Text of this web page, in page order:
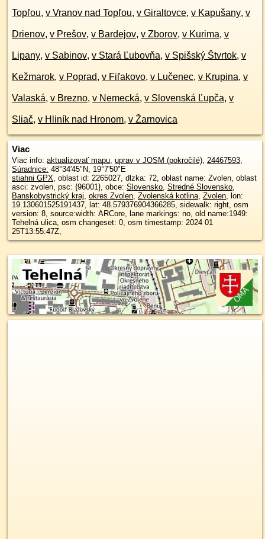
Topľou, v Vranov nad Topľou, v Giraltovce, v Kapušany, v
Drienov, v Prešov, v Bardejov, v Zborov, v Kurima, v
Lipany, v Sabinov, v Stará Ľubovňa, v Spišský Štvrtok, v
Kežmarok, v Poprad, v Fiľakovo, v Lučenec, v Krupina, v
Valaská, v Brezno, v Nemecká, v Slovenská Ľupča, v
Sliač, v Hliník nad Hronom, v Žarnovica
Viac
Viac info: aktualizovať mapu, uprav v JOSM (pokročilé), 24467593,
Súradnice: 48°34'45"N, 19°7'50"E
stiahni GPX, oblast id: 2265027, dlzka: 72, oblast name: Zvolen, oblast
asci: zvolen, psc: {96001}, obce: Slovensko, Stredné Slovensko,
Banskobystrický kraj, okres Zvolen, Zvolenská kotlina, Zvolen, lon:
19.130601525191437, lat: 48.579376904366285, sidewalk: right, osm
version: 8, source:width: ARCore, lane markings: no, old name:1949:
Tehelná ulica, osm changeset: 0, osm timestamp: 2024 01
25T13:55:47Z,